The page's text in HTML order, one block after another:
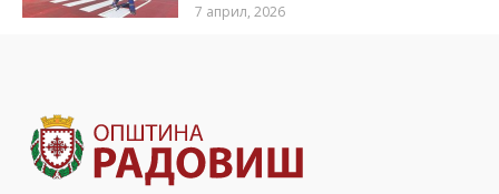
7 април, 2026